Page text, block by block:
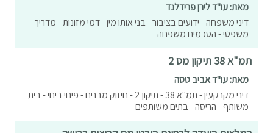
מאת: עו"ד לירן פרידלנד
דיני משפחה - ידועים בציבור - בני אותו מין - דמי מזונות - מדריך
משפטי - הסכמים משפחה
תמ"א 38 תיקון מס 2
מאת: עו"ד אביב טסה
דיני מקרקעין - תמ"א 38 - תיקון 2 - חיזוק מבנים - פינוי בינוי - בית
משותף - הריסה - בתים משותפים